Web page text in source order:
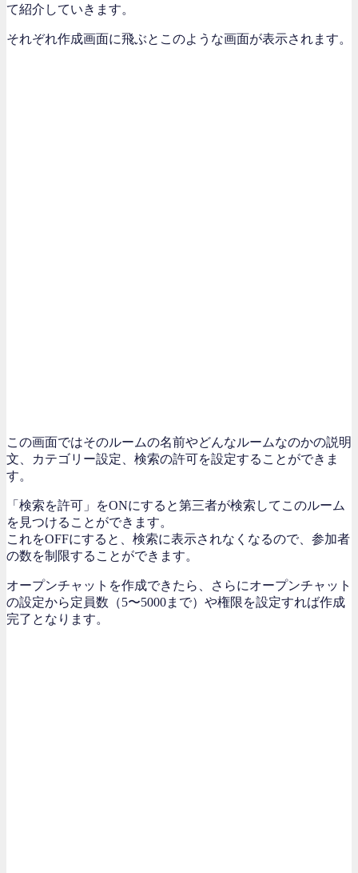
て紹介していきます。
それぞれ作成画面に飛ぶとこのような画面が表示されます。
この画面ではそのルームの名前やどんなルームなのかの説明
文、カテゴリー設定、検索の許可を設定することができま
す。
「検索を許可」をONにすると第三者が検索してこのルーム
を見つけることができます。
これをOFFにすると、検索に表示されなくなるので、参加者
の数を制限することができます。
オープンチャットを作成できたら、さらにオープンチャット
の設定から定員数（5〜5000まで）や権限を設定すれば作成
完了となります。